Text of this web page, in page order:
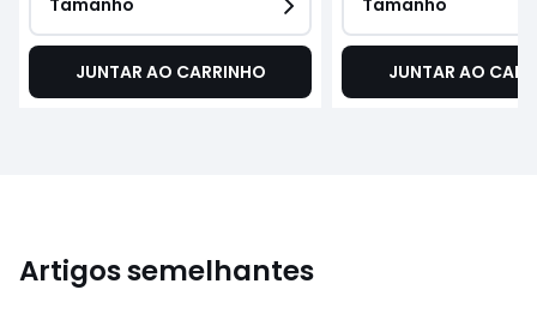
Tamanho
JUNTAR AO CARRINHO
Tamanho
JUNTAR AO
Artigos semelhantes